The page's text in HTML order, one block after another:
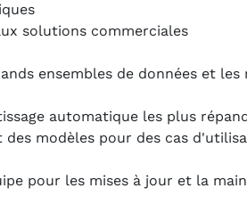
solutions commerciales
ensembles de données et les
automatique les plus
modèles pour des cas
pour les mises à jour et la